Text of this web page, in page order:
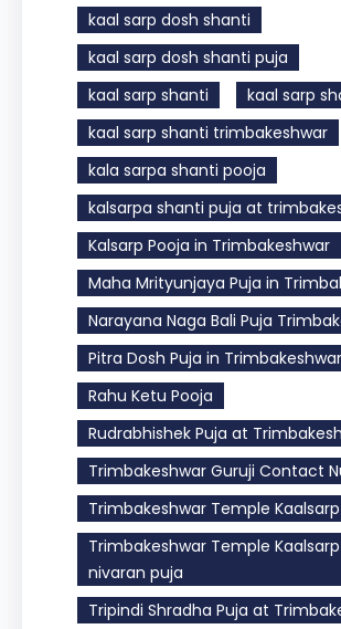
kaal sarp dosh shanti
kaal sarp dosh shanti puja
kaal sarp shanti
kaal sarp
kaal sarp shanti trimbakeshwar
kala sarpa shanti pooja
kalsarpa shanti puja at
Kalsarp Pooja in Trimbakeshwar
Maha Mrityunjaya Puja in
Narayana Naga Bali Puja
Pitra Dosh Puja in Trimbakeshwar
Rahu Ketu Pooja
Rudrabhishek Puja at
Trimbakeshwar Guruji Contact
Trimbakeshwar Temple
Trimbakeshwar Temple
nivaran puja
Tripindi Shradha Puja at